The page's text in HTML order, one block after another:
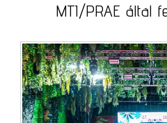
MTI/PRAE által